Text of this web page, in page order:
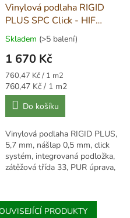
Vinylová podlaha RIGID
PLUS SPC Click - HIF
1733
Skladem (>5 balení)
1 670 Kč
Měrná
cena:
760,47 Kč / 1 m2
Měrná
cena:
760,47 Kč / 1 m2
Do košíku
Vinylová podlaha RIGID PLUS,
5,7 mm, nášlap 0,5 mm, click
systém, integrovaná podložka,
zátěžová třída 33, PUR úprava,
PRODUKTY